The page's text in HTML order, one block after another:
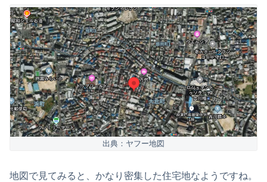
出典：ヤフー地図
地図で見てみると、かなり密集した住宅地なようですね。